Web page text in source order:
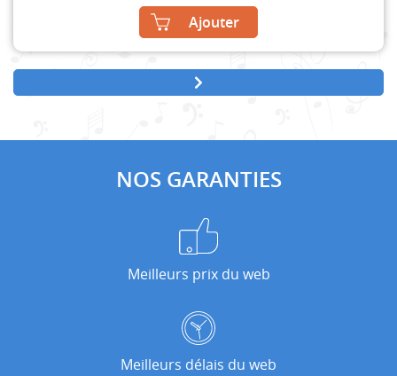
Ajouter
NOS GARANTIES
Meilleurs prix du web
Meilleurs délais du web